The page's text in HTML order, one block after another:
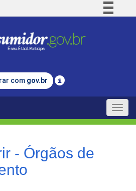
Comunica BR
Legislação
com gov.br
Toggle
- Órgãos de